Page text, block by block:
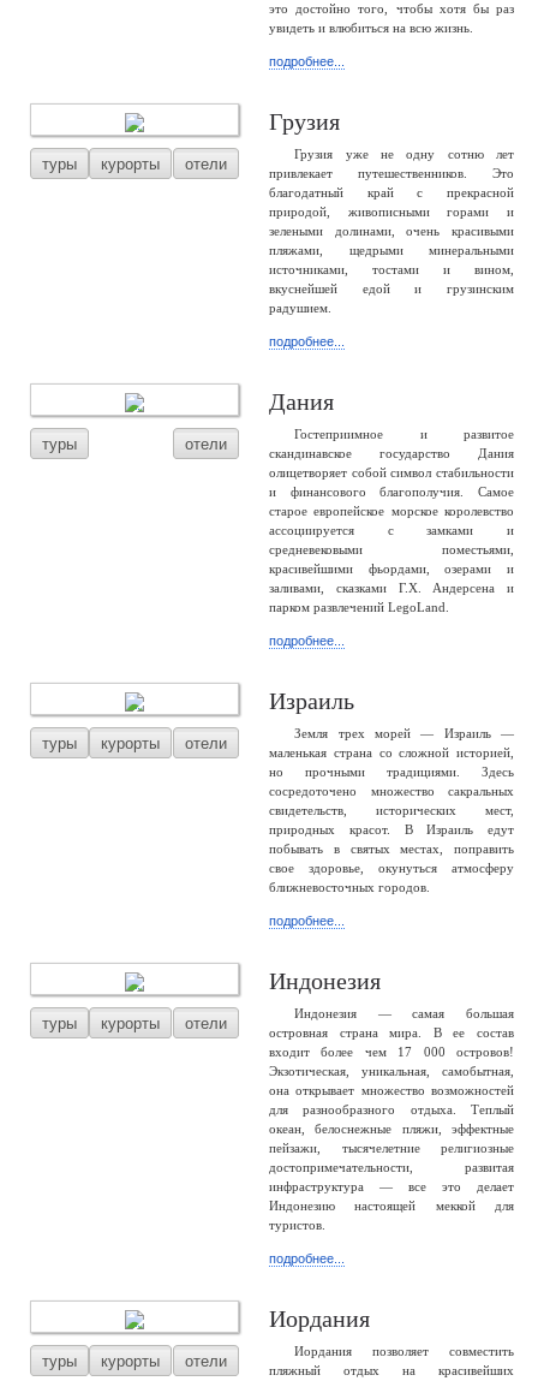
это достойно того, чтобы хотя бы раз
увидеть и влюбиться на всю жизнь.
подробнее...
туры курорты отели
Грузия
Грузия уже не одну сотню лет
привлекает путешественников. Это
благодатный край с прекрасной
природой, живописными горами и
зелеными долинами, очень красивыми
пляжами, щедрыми минеральными
источниками, тостами и вином,
вкуснейшей едой и грузинским
радушием.
подробнее...
туры отели
Дания
Гостеприимное и развитое
скандинавское государство Дания
олицетворяет собой символ стабильности
и финансового благополучия. Самое
старое европейское морское королевство
ассоциируется с замками и
средневековыми поместьями,
красивейшими фьордами, озерами и
заливами, сказками Г.Х. Андерсена и
парком развлечений LegoLand.
подробнее...
туры курорты отели
Израиль
Земля трех морей — Израиль —
маленькая страна со сложной историей,
но прочными традициями. Здесь
сосредоточено множество сакральных
свидетельств, исторических мест,
природных красот. В Израиль едут
побывать в святых местах, поправить
свое здоровье, окунуться атмосферу
ближневосточных городов.
подробнее...
туры курорты отели
Индонезия
Индонезия — самая большая
островная страна мира. В ее состав
входит более чем 17 000 островов!
Экзотическая, уникальная, самобытная,
она открывает множество возможностей
для разнообразного отдыха. Теплый
океан, белоснежные пляжи, эффектные
пейзажи, тысячелетние религиозные
достопримечательности, развитая
инфраструктура — все это делает
Индонезию настоящей меккой для
туристов.
подробнее...
туры курорты отели
Иордания
Иордания позволяет совместить
пляжный отдых на красивейших